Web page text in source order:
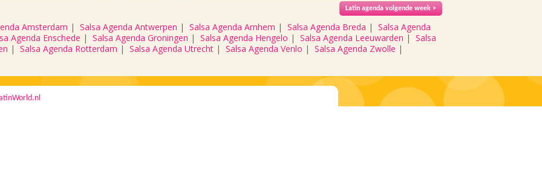
Latin agenda volgende week >
Amsterdam |Salsa Agenda Antwerpen |Salsa Agenda Arnhem |Salsa Agenda Breda |Salsa Agenda
Agenda Enschede |Salsa Agenda Groningen |Salsa Agenda Hengelo |Salsa Agenda Leeuwarden |Salsa
|Salsa Agenda Rotterdam |Salsa Agenda Utrecht |Salsa Agenda Venlo |Salsa Agenda Zwolle |